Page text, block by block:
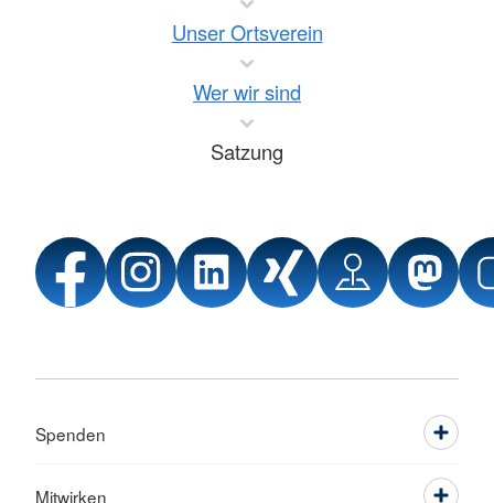
Unser Ortsverein
Wer wir sind
Satzung
Spenden
Mitwirken